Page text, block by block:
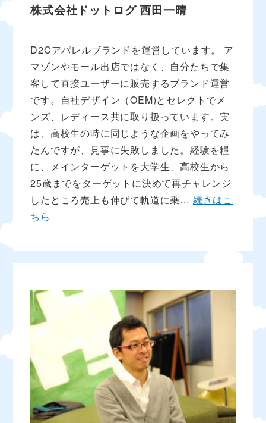
株式会社ドットログ西田一晴
D2Cアパレルブランドを運営しています。 ア
マゾンやモール出店ではなく、自分たちで集
客して直接ユーザーに販売するブランド運営
です。自社デザイン（OEM)とセレクトでメ
ンズ、レディース共に取り扱っています。実
は、高校生の時に同じような企画をやってみ
たんですが、見事に失敗しました。経験を糧
に、メインターゲットを大学生、高校生から
25歳までをターゲットに決めて再チャレンジ
したところ売上も伸びて軌道に乗… 続きはこ
ちら